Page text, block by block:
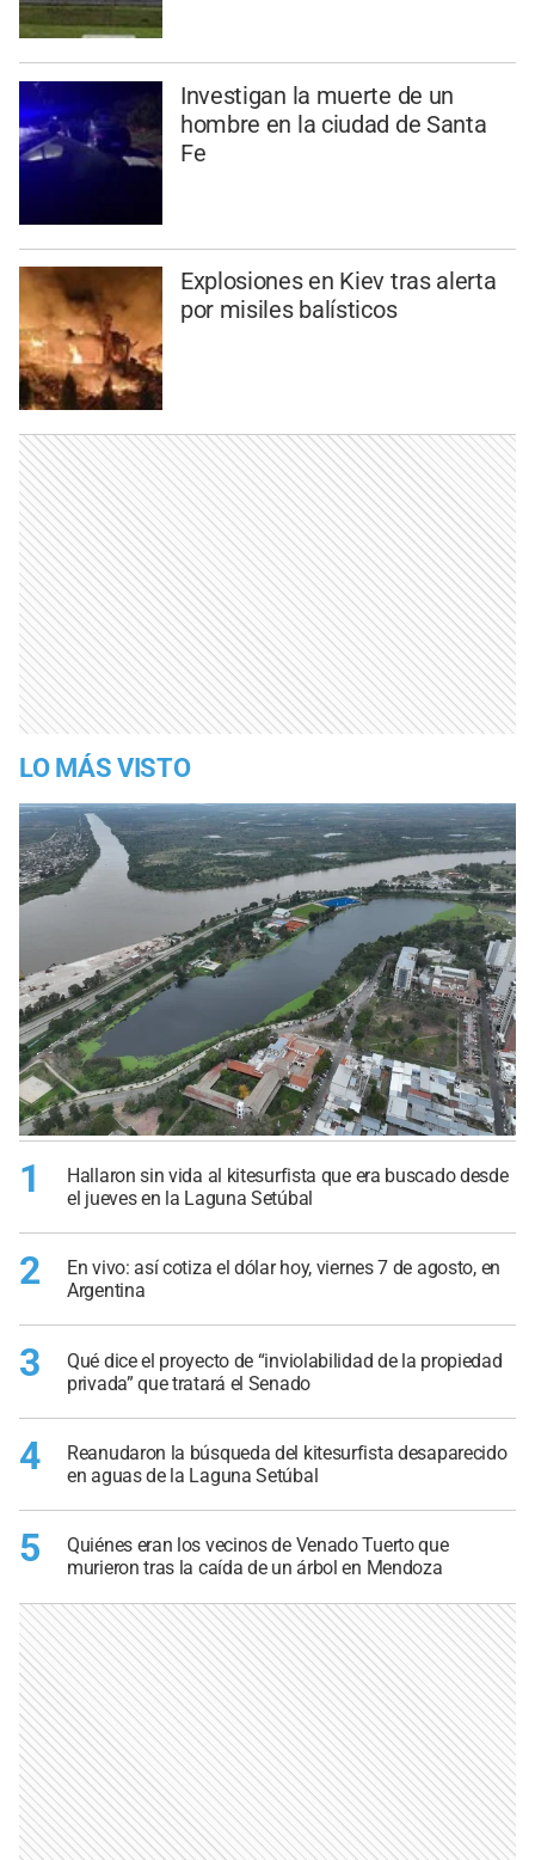
Investigan la muerte de un
hombre en la ciudad de Santa
Fe
Explosiones en Kiev tras alerta
por misiles balísticos
LO MÁS VISTO
1
Hallaron sin vida al kitesurfista que era buscado desde
el jueves en la Laguna Setúbal
2
En vivo: así cotiza el dólar hoy, viernes 7 de agosto, en
Argentina
3
Qué dice el proyecto de “inviolabilidad de la propiedad
privada” que tratará el Senado
4
Reanudaron la búsqueda del kitesurfista desaparecido
en aguas de la Laguna Setúbal
5
Quiénes eran los vecinos de Venado Tuerto que
murieron tras la caída de un árbol en Mendoza